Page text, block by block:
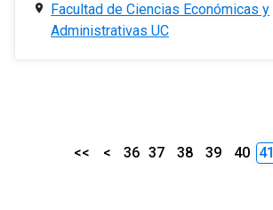
Facultad de Ciencias Económicas y
Administrativas UC
<< < 36 37 38 39 40 41